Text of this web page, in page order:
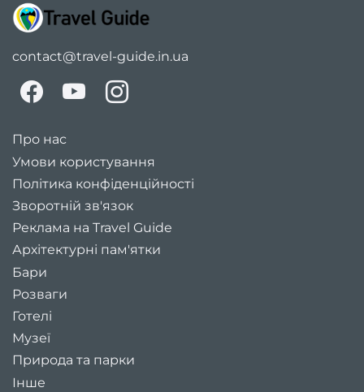
contact@travel-guide.in.ua
Про нас
Умови користування
Політика конфіденційності
Зворотній зв'язок
Реклама на Travel Guide
Архітектурні пам'ятки
Бари
Розваги
Готелі
Музеї
Природа та парки
Інше